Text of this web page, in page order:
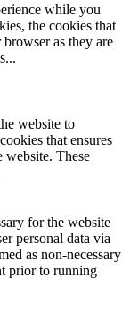
while you
the cookies that
browser as they are
...
website to
that ensures
website. These
for the website
personal data via
as non-necessary
prior to running